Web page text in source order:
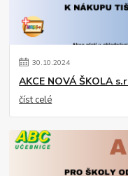
30.10.2024
AKCE NOVÁ ŠKOLA
číst celé